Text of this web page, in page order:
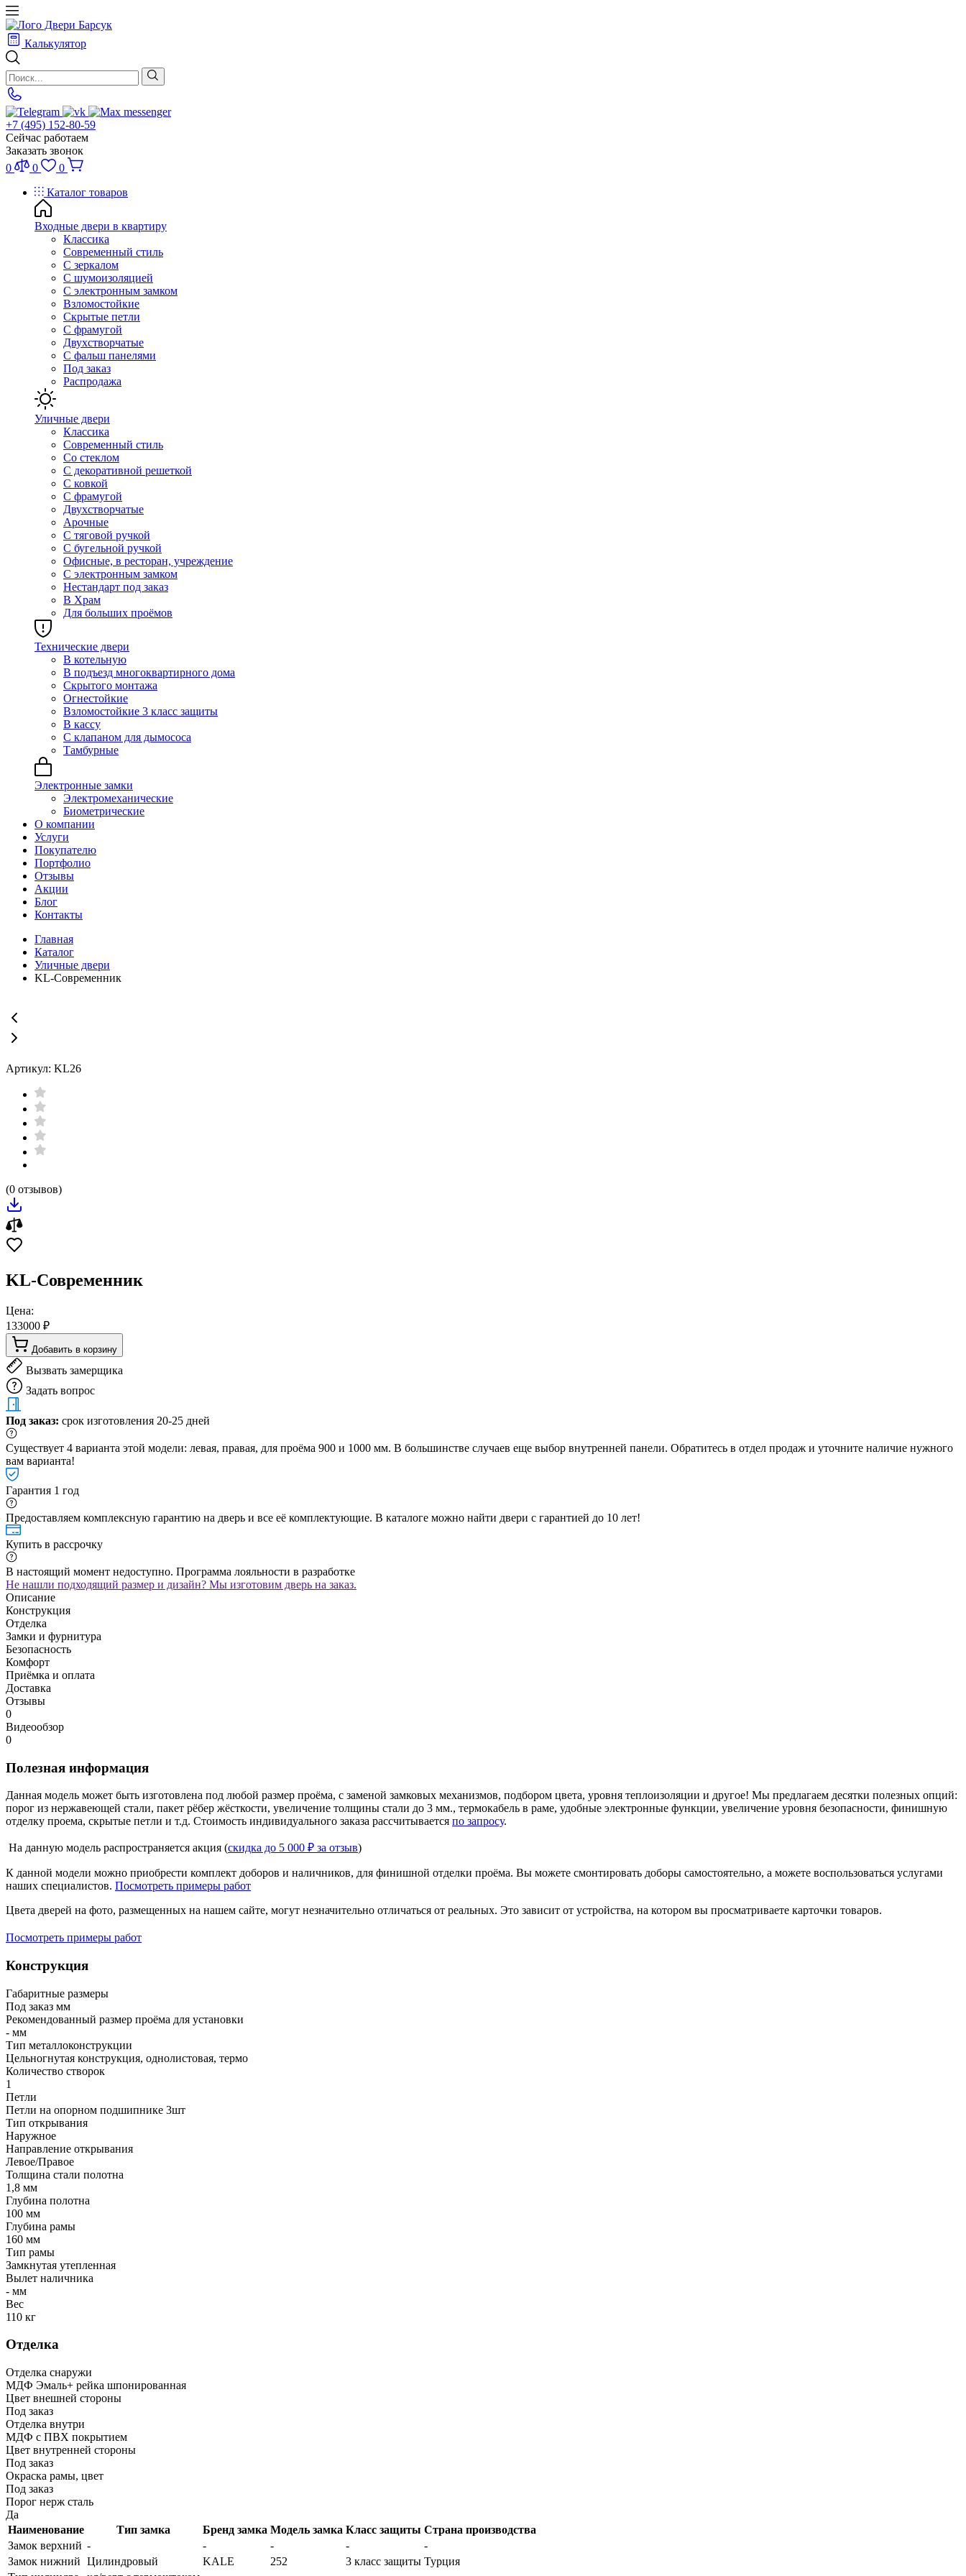
Калькулятор
+7 (495) 152-80-59
Сейчас работаем
Заказать звонок
0
0
0
Каталог товаров
Входные двери в квартиру
Классика
Современный стиль
С зеркалом
С шумоизоляцией
С электронным замком
Взломостойкие
Скрытые петли
С фрамугой
Двухстворчатые
С фальш панелями
Под заказ
Распродажа
Уличные двери
Классика
Современный стиль
Со стеклом
С декоративной решеткой
С ковкой
С фрамугой
Двухстворчатые
Арочные
С тяговой ручкой
С бугельной ручкой
Офисные, в ресторан, учреждение
С электронным замком
Нестандарт под заказ
В Храм
Для больших проёмов
Технические двери
В котельную
В подъезд многоквартирного дома
Скрытого монтажа
Огнестойкие
Взломостойкие 3 класс защиты
В кассу
С клапаном для дымососа
Тамбурные
Электронные замки
Электромеханические
Биометрические
О компании
Услуги
Покупателю
Портфолио
Отзывы
Акции
Блог
Контакты
Главная
Каталог
Уличные двери
KL-Современник
Артикул: KL26
(0 отзывов)
KL-Современник
Цена:
133000 ₽
Добавить в корзину
Вызвать замерщика
Задать вопрос
Под заказ: срок изготовления 20-25 дней
Существует 4 варианта этой модели: левая, правая, для проёма 900 и 1000 мм. В большинстве случаев еще выбор внутренней панели. Обратитесь в отдел продаж и уточните наличие нужного
вам варианта!
Гарантия 1 год
Предоставляем комплексную гарантию на дверь и все её комплектующие. В каталоге можно найти двери с гарантией до 10 лет!
Купить в рассрочку
В настоящий момент недоступно. Программа лояльности в разработке
Не нашли подходящий размер и дизайн? Мы изготовим дверь на заказ.
Описание
Конструкция
Отделка
Замки и фурнитура
Безопасность
Комфорт
Приёмка и оплата
Доставка
Отзывы
0
Видеообзор
0
Полезная информация
Данная модель может быть изготовлена под любой размер проёма, с заменой замковых механизмов, подбором цвета, уровня теплоизоляции и другое! Мы предлагаем десятки полезных опций:
порог из нержавеющей стали, пакет рёбер жёсткости, увеличение толщины стали до 3 мм., термокабель в раме, удобные электронные функции, увеличение уровня безопасности, финишную
отделку проема, скрытые петли и т.д. Стоимость индивидуального заказа рассчитывается по запросу.
На данную модель распространяется акция (скидка до 5 000 ₽ за отзыв)
К данной модели можно приобрести комплект доборов и наличников, для финишной отделки проёма. Вы можете смонтировать доборы самостоятельно, а можете воспользоваться услугами
наших специалистов. Посмотреть примеры работ
Цвета дверей на фото, размещенных на нашем сайте, могут незначительно отличаться от реальных. Это зависит от устройства, на котором вы просматриваете карточки товаров.
Посмотреть примеры работ
Конструкция
Габаритные размеры
Под заказ мм
Рекомендованный размер проёма для установки
- мм
Тип металлоконструкции
Цельногнутая конструкция, однолистовая, термо
Количество створок
1
Петли
Петли на опорном подшипнике 3шт
Тип открывания
Наружное
Направление открывания
Левое/Правое
Толщина стали полотна
1,8 мм
Глубина полотна
100 мм
Глубина рамы
160 мм
Тип рамы
Замкнутая утепленная
Вылет наличника
- мм
Вес
110 кг
Отделка
Отделка снаружи
МДФ Эмаль+ рейка шпонированная
Цвет внешней стороны
Под заказ
Отделка внутри
МДФ с ПВХ покрытием
Цвет внутренней стороны
Под заказ
Окраска рамы, цвет
Под заказ
Порог нерж сталь
Да
Наименование
Тип замка Бренд замка Модель замка Класс защиты Страна производства
Замок верхний - - - -
-
Замок нижний Цилиндровый KALE 252 3 класс защиты Турция